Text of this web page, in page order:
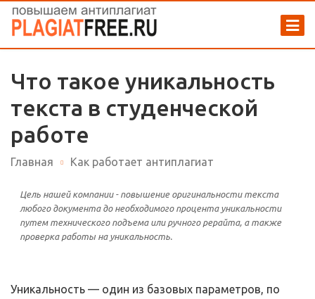
Что такое уникальность
текста в студенческой
работе
Главная Как работает антиплагиат
Цель нашей компании - повышение оригинальности текста
любого документа до необходимого процента уникальности
путем технического подъема или ручного рерайта, а также
проверка работы на уникальность.
Уникальность — один из базовых параметров, по